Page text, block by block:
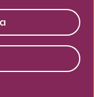
civilt